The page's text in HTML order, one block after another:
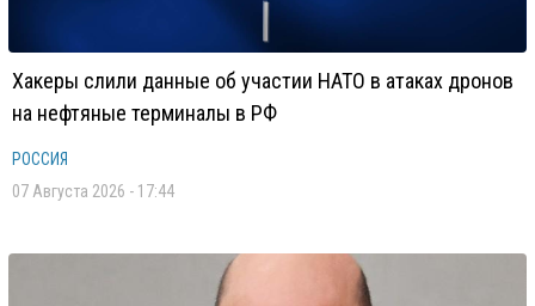
Хакеры слили данные об участии НАТО в атаках дронов
на нефтяные терминалы в РФ
РОССИЯ
07 Августа 2026 - 17:44